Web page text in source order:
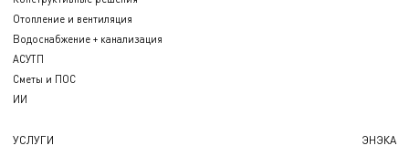
Отопление и вентиляция
Водоснабжение + канализация
АСУТП
Сметы и ПОС
ИИ
УСЛУГИ ЭНЭКА